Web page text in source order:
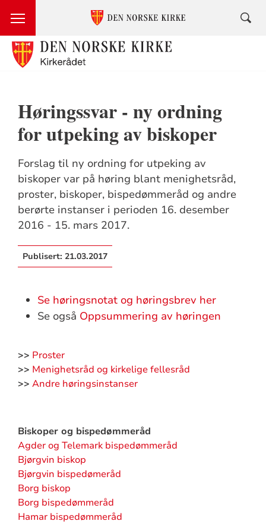
Høringssvar - ny ordning
for utpeking av biskoper
Forslag til ny ordning for utpeking av
biskoper var på høring blant menighetsråd,
proster, biskoper, bispedømmeråd og andre
berørte instanser i perioden 16. desember
2016 - 15. mars 2017.
Publisert: 21.03.2017
Se høringsnotat og høringsbrev her
Se også Oppsummering av høringen
>> Proster
>> Menighetsråd og kirkelige fellesråd
>> Andre høringsinstanser
Biskoper og bispedømmeråd
Agder og Telemark bispedømmeråd
Bjørgvin biskop
Bjørgvin bispedømeråd
Borg biskop
Borg bispedømmeråd
Hamar bispedømmeråd